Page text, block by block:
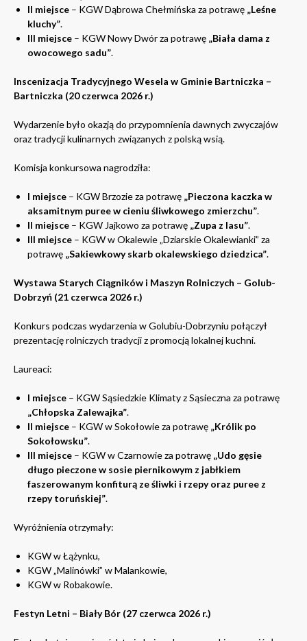
II miejsce – KGW Dąbrowa Chełmińska za potrawę „Leśne
kluchy”.
III miejsce – KGW Nowy Dwór za potrawę „Biała dama z
owocowego sadu”.
Inscenizacja Tradycyjnego Wesela w Gminie Bartniczka –
Bartniczka (20 czerwca 2026 r.)
Wydarzenie było okazją do przypomnienia dawnych zwyczajów
oraz tradycji kulinarnych związanych z polską wsią.
Komisja konkursowa nagrodziła:
I miejsce – KGW Brzozie za potrawę „Pieczona kaczka w
aksamitnym puree w cieniu śliwkowego zmierzchu”.
II miejsce – KGW Jajkowo za potrawę „Zupa z lasu”.
III miejsce – KGW w Okalewie „Dziarskie Okalewianki” za
potrawę „Sakiewkowy skarb okalewskiego dziedzica”.
Wystawa Starych Ciągników i Maszyn Rolniczych – Golub-
Dobrzyń (21 czerwca 2026 r.)
Konkurs podczas wydarzenia w Golubiu-Dobrzyniu połączył
prezentację rolniczych tradycji z promocją lokalnej kuchni.
Laureaci:
I miejsce – KGW Sąsiedzkie Klimaty z Sąsieczna za potrawę
„Chłopska Zalewajka”.
II miejsce – KGW w Sokołowie za potrawę „Królik po
Sokołowsku”.
III miejsce – KGW w Czarnowie za potrawę „Udo gęsie
długo pieczone w sosie piernikowym z jabłkiem
faszerowanym konfiturą ze śliwki i rzepy oraz puree z
rzepy toruńskiej”.
Wyróżnienia otrzymały:
KGW w Łążynku,
KGW „Malinówki” w Malankowie,
KGW w Robakowie.
Festyn Letni – Biały Bór (27 czerwca 2026 r.)